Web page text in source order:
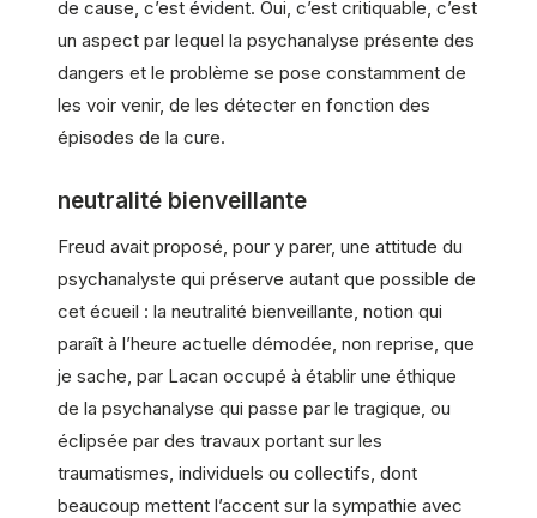
de cause, c’est évident. Oui, c’est critiquable, c’est
un aspect par lequel la psychanalyse présente des
dangers et le problème se pose constamment de
les voir venir, de les détecter en fonction des
épisodes de la cure.
neutralité bienveillante
Freud avait proposé, pour y parer, une attitude du
psychanalyste qui préserve autant que possible de
cet écueil : la neutralité bienveillante, notion qui
paraît à l’heure actuelle démodée, non reprise, que
je sache, par Lacan occupé à établir une éthique
de la psychanalyse qui passe par le tragique, ou
éclipsée par des travaux portant sur les
traumatismes, individuels ou collectifs, dont
beaucoup mettent l’accent sur la sympathie avec